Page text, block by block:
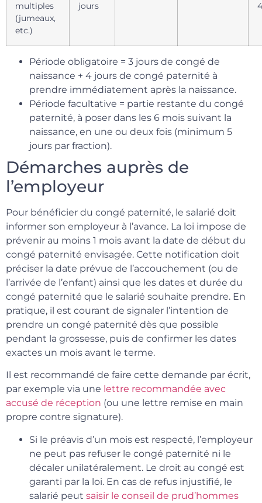
multiples
(jumeaux,
etc.)
jours
Période obligatoire = 3 jours de congé de
naissance + 4 jours de congé paternité à
prendre immédiatement après la naissance.
Période facultative = partie restante du congé
paternité, à poser dans les 6 mois suivant la
naissance, en une ou deux fois (minimum 5
jours par fraction).
Démarches auprès de
l’employeur
Pour bénéficier du congé paternité, le salarié doit
informer son employeur à l’avance. La loi impose de
prévenir au moins 1 mois avant la date de début du
congé paternité envisagée. Cette notification doit
préciser la date prévue de l’accouchement (ou de
l’arrivée de l’enfant) ainsi que les dates et durée du
congé paternité que le salarié souhaite prendre. En
pratique, il est courant de signaler l’intention de
prendre un congé paternité dès que possible
pendant la grossesse, puis de confirmer les dates
exactes un mois avant le terme.
Il est recommandé de faire cette demande par écrit,
par exemple via une lettre recommandée avec
accusé de réception (ou une lettre remise en main
propre contre signature).
Si le préavis d’un mois est respecté, l’employeur
ne peut pas refuser le congé paternité ni le
décaler unilatéralement. Le droit au congé est
garanti par la loi. En cas de refus injustifié, le
salarié peut saisir le conseil de prud’hommes